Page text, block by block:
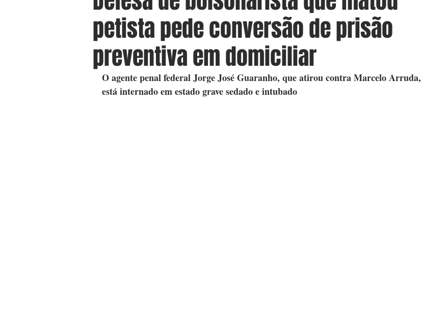
petista pede conversão de prisão
preventiva em domiciliar
O agente penal federal Jorge José Guaranho, que atirou contra Marcelo Arruda,
está internado em estado grave sedado e intubado